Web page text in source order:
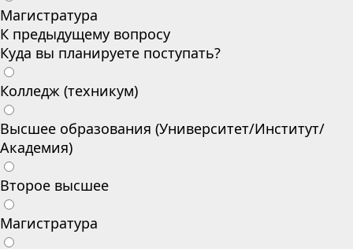
Магистратура
К предыдущему вопросу
Куда вы планируете поступать?
Колледж (техникум)
Высшее образования (Университет/Институт/
Академия)
Второе высшее
Магистратура